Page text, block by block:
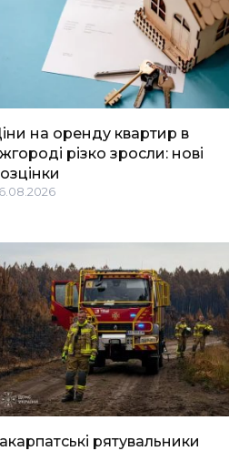
на оренду квартир в
різко зросли: нові
рятувальники